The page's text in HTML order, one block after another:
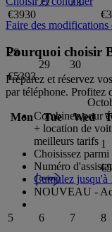
€3930
22 23
28
€5393
29 30
Mon
Tue Wed
1
5 6 7 8
Faire des modifications
Pourquoi choisir
Préparez et réservez
par téléphone. Profitez
Combinez pour
+ location de
meilleurs tarifs
Choisissez
Numéro
Cumulez jusqu'à
NOUVEAU -